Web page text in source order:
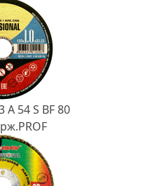
A 54 S BF 80